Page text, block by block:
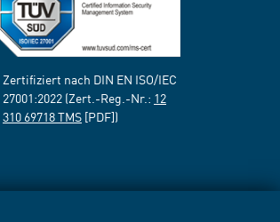
Zertifiziert nach DIN EN ISO/IEC
27001:2022 (Zert.-Reg.-Nr.: 12
310 69718 TMS [PDF])